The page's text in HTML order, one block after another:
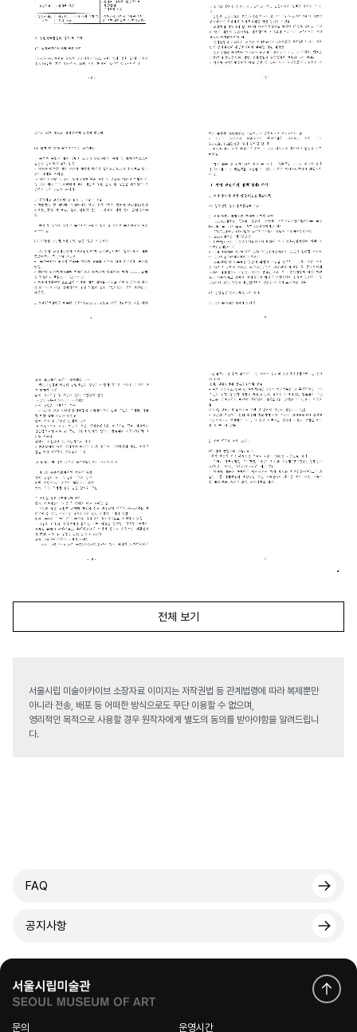
전체 보기
서울시립 미술아카이브 소장자료 이미지는 저작권법 등 관계법령에 따라 복제뿐만
아니라 전송, 배포 등 어떠한 방식으로도 무단 이용할 수 없으며,
영리적인 목적으로 사용할 경우 원작자에게 별도의 동의를 받아야함을 알려드립니
다.
FAQ
공지사항
문의 운영시간